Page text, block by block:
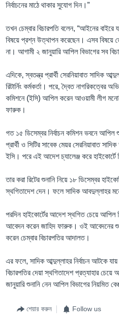
নির্বাচনের মাঠে থাকার সুযোগ দিন।”
তখন চেম্বার বিচারপতি বলেন, “আইনের
বিষয়ে প্রশ্ন উত্থাপন করেছেন। এসব বিষয়ে
না। আগামী ২ জানুয়ারি আপিল বিভাগের সব
এদিকে, স্বতন্ত্র প্রার্থী সেরনিয়াবাত সাদিক
রিটার্নিং কর্মকর্তা। পরে, দ্বৈত নাগরিকত্বের
কমিশনে (ইসি) আপিল করেন আওয়ামী লীগ
ফারুক।
গত ১৫ ডিসেম্বর নির্বাচন কমিশন ভবনে আপিল
প্রার্থী ও সিটির সাবেক মেয়র সেরনিয়াবাত
ইসি। পরে এই আদেশ চ্যালেঞ্জ করে হাইকোর্টে
তার করা রিটের শুনানি নিয়ে ১৮ ডিসেম্বর
স্থগিতাদেশ দেন। ফলে সাদিক আবদুল্লাহর
পরদিন হাইকোর্টের আদেশ স্থগিত চেয়ে আপিল
আবেদন করেন জাহিদ ফারুক। ওই আবেদনের
করেন চেম্বার বিচারপতির আদালত।
এর ফলে, সাদিক আব্দুল্লাহর নির্বাচন আটকে
বিচারপতির দেয়া স্থগিতাদেশ প্রত্যাহার
জানুয়ারি শুনানি নেন আপিল বিভাগের নিয়মিত
শেয়ার করুন Follow us